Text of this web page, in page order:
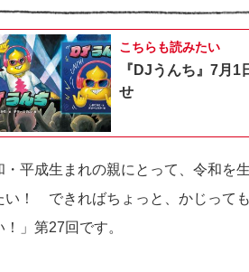
こちらも読みたい
『DJうんち』7月
せ
・平成生まれの親にとって、令和を
い！ できればちょっと、かじって
！」第27回です。